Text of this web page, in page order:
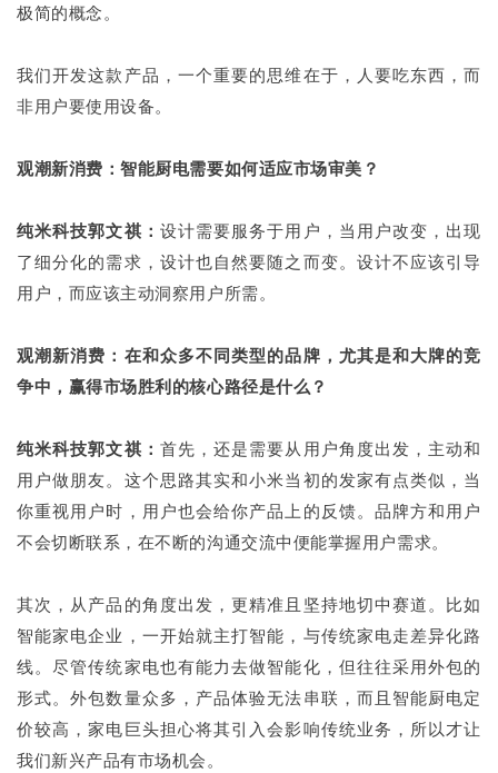
极简的概念。
我们开发这款产品，一个重要的思维在于，人要吃东西，而
非用户要使用设备。
观潮新消费：智能厨电需要如何适应市场审美？
纯米科技郭文祺： 设计需要服务于用户，当用户改变，出现
了细分化的需求，设计也自然要随之而变。设计不应该引导
用户，而应该主动洞察用户所需。
观潮新消费：在和众多不同类型的品牌，尤其是和大牌的竞
争中，赢得市场胜利的核心路径是什么？
纯米科技郭文祺： 首先，还是需要从用户角度出发，主动和
用户做朋友。这个思路其实和小米当初的发家有点类似，当
你重视用户时，用户也会给你产品上的反馈。品牌方和用户
不会切断联系，在不断的沟通交流中便能掌握用户需求。
其次，从产品的角度出发，更精准且坚持地切中赛道。比如
智能家电企业，一开始就主打智能，与传统家电走差异化路
线。尽管传统家电也有能力去做智能化，但往往采用外包的
形式。外包数量众多，产品体验无法串联，而且智能厨电定
价较高，家电巨头担心将其引入会影响传统业务，所以才让
我们新兴产品有市场机会。